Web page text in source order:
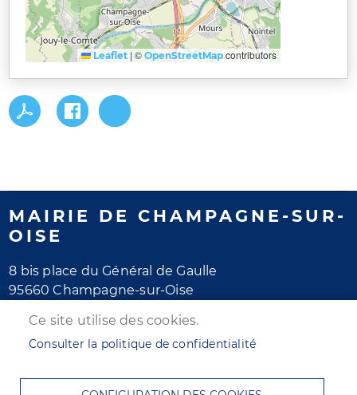
Leaflet | ©OpenStreetMap contributors
MAIRIE DE CHAMPAGNE-SUR-
OISE
8 bis place du Général de Gaulle
95660 Champagne-sur-Oise
Horaires d'ouverture
Vendredi : de 8h30 à 12h et de 13h30 à 16h30
Ce site utilise des cookies.
Consulter la politique de confidentialité